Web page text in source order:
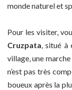
monde naturel et
Pour les visiter,
Cruzpata, situé à
village, une
n’est pas très
boueux après la